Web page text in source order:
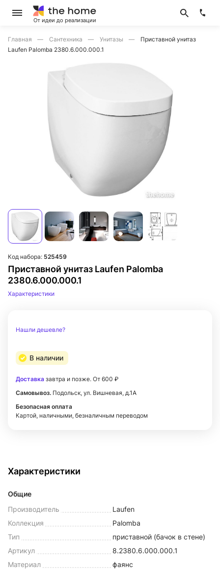
От идеи до реализации
Главная Сантехника Унитазы
Приставной унитаз
Laufen Palomba 2380.6.000.000.1
Приставной унитаз Laufen Palomba
2380.6.000.000.1
Код набора: 525459
Характеристики
Нашли дешевле?
В наличии
Доставка завтра и позже. От 600 ₽
Самовывоз. Подольск, ул. Вишневая, д.1А
Безопасная оплата
Картой, наличными, безналичным переводом
Характеристики
Общие
Производитель
Laufen
Коллекция
Palomba
Тип
приставной (бачок в стене)
Артикул
8.2380.6.000.000.1
Материал
фаянс